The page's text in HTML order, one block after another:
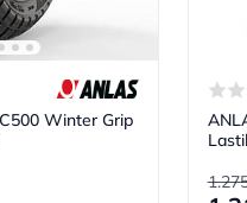
Winter Grip